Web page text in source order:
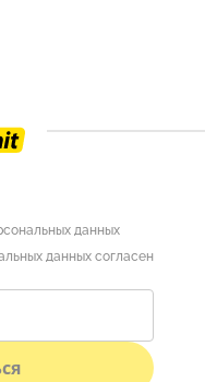
данных
данных согласен